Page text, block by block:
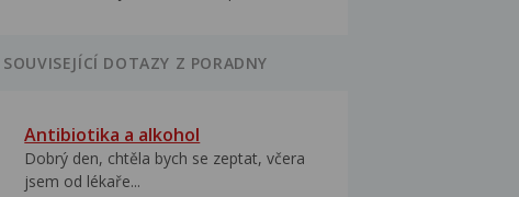
SOUVISEJÍCÍ DOTAZY Z PORADNY
Antibiotika a alkohol
Dobrý den, chtěla bych se zeptat, včera
jsem od lékaře...